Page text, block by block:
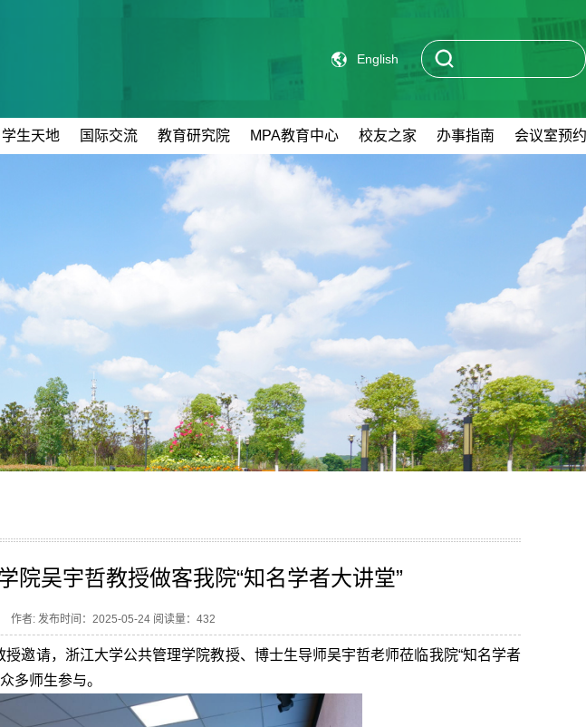
English
学生天地 国际交流 教育研究院 MPA教育中心 校友之家 办事指南 会议室预约
院吴宇哲教授做客我院“知名学者大讲堂”
作者: 发布时间：2025-05-24 阅读量： 432
邀请，浙江大学公共管理学院教授、博士生导师吴宇哲老师莅临我院“知名学者
多师生参与。